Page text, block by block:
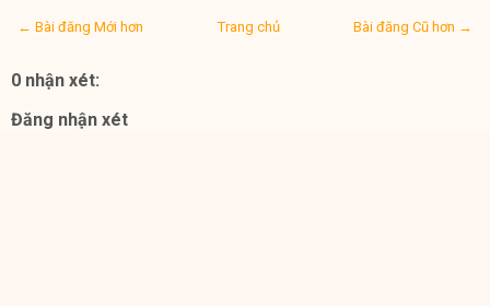
← Bài đăng Mới hơn Bài đăng Cũ hơn →
Trang chủ
0 nhận xét:
Đăng nhận xét